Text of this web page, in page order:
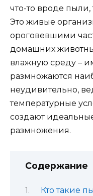
что-то вроде пыли,
Это живые
ороговевшими
домашних
влажную среду –
размножаются
неудивительно,
температурные
создают
размножения.
Содержание
Кто такие